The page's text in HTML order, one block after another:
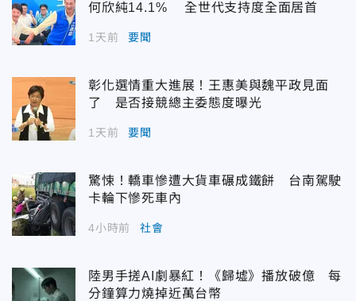
何欣純14.1% 全世代支持度全面居首
1天前 要聞
彰化選情重大進展！王惠美與魏平政見面
了 是否接競總主委態度曝光
1天前 要聞
驚悚！轎車慘遭大貨車碾成鐵餅 台南駕駛
卡輪下慘死車內
4小時前 社會
陸男手搓AI劇暴紅！《歸墟》播放破億 每
分鐘算力燒掉近萬台幣